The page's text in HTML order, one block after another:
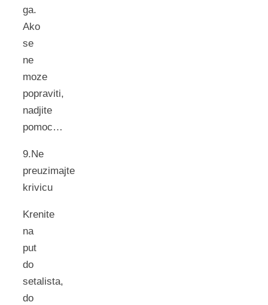
ga.
Ako
se
ne
moze
popraviti,
nadjite
pomoc…
9.Ne
preuzimajte
krivicu
Krenite
na
put
do
setalista,
do